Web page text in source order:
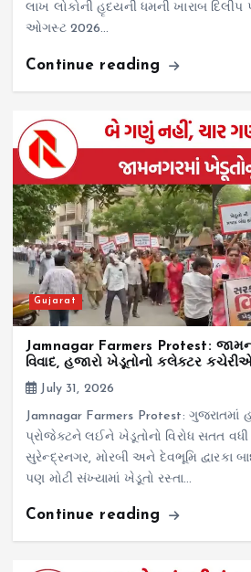
લાખ લોકોની હૃદયની ધમની ખારાબ
ઓગસ્ટ 2026…
Continue reading
Gujarat
Jamnagar Farmers Protest:
વિવાદ, હજારો ખેડૂતોનો કલેક્ટર
July 31, 2026
Jamnagar Farmers Protest:
પ્રોજેક્ટને લઈને ખેડૂતોનો વિરોધ સતત
સુરેન્દ્રનગર, મોરબી અને દેવભૂમિ દ્વારકા
પણ મોટી સંખ્યામાં ખેડૂતો રસ્તા…
Continue reading